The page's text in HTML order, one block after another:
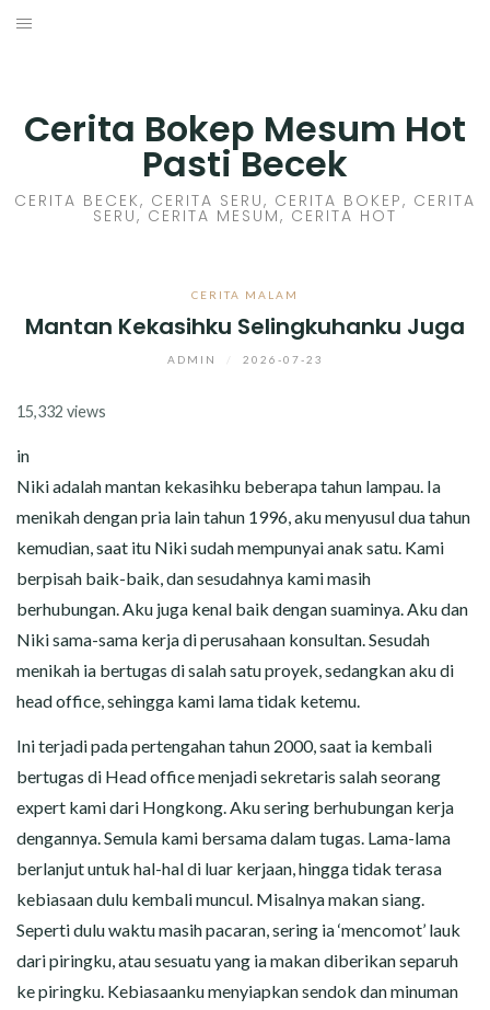
Skip
Cerita Bokep Mesum Hot
Pasti Becek
CERITA BECEK, CERITA SERU, CERITA BOKEP, CERITA
SERU, CERITA MESUM, CERITA HOT
CERITA MALAM
Mantan Kekasihku Selingkuhanku Juga
ADMIN 2026-07-23
15,332 views
in
Niki adalah mantan kekasihku beberapa tahun lampau. Ia
menikah dengan pria lain tahun 1996, aku menyusul dua tahun
kemudian, saat itu Niki sudah mempunyai anak satu. Kami
berpisah baik-baik, dan sesudahnya kami masih
berhubungan. Aku juga kenal baik dengan suaminya. Aku dan
Niki sama-sama kerja di perusahaan konsultan. Sesudah
menikah ia bertugas di salah satu proyek, sedangkan aku di
head office, sehingga kami lama tidak ketemu.
Ini terjadi pada pertengahan tahun 2000, saat ia kembali
bertugas di Head office menjadi sekretaris salah seorang
expert kami dari Hongkong. Aku sering berhubungan kerja
dengannya. Semula kami bersama dalam tugas. Lama-lama
berlanjut untuk hal-hal di luar kerjaan, hingga tidak terasa
kebiasaan dulu kembali muncul. Misalnya makan siang.
Seperti dulu waktu masih pacaran, sering ia ‘mencomot’ lauk
dari piringku, atau sesuatu yang ia makan diberikan separuh
ke piringku. Kebiasaanku menyiapkan sendok dan minuman
CERITA SEX HOT
CERITA SKANDAL
CERITA MALAM
CERITA NAKAL
CERITA SEMPROT
CERITA SPERMA
CERITA HOT MAMA
CERITA TANTE SEXY
CARA NGIKLAN DI CERITAGILA.COM?